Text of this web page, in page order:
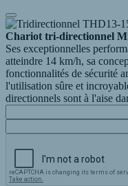
Chariot tri-directionnel
Ses exceptionnelles
atteindre 14 km/h, sa
fonctionnalités de sécurité
l'utilisation sûre et
directionnels sont à l'aise